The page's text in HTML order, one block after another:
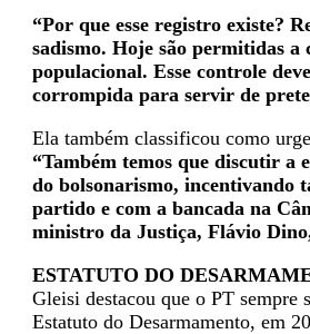
“Por que esse registro existe?
sadismo. Hoje são permitidas
populacional. Esse controle
corrompida para servir de
Ela também classificou como
“Também temos que discutir a
do bolsonarismo, incentivando
partido e com a bancada na
ministro da Justiça, Flávio
ESTATUTO DO
Gleisi destacou que o PT sempre
Estatuto do Desarmamento, em